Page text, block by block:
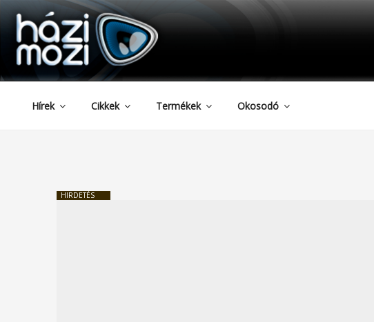
Tartalomhoz
HAZIMOZI
Hírek Cikkek Termékek Okosodó
HIRDETÉS